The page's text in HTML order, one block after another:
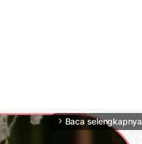
arrow_forward_ios Baca selengkapnya